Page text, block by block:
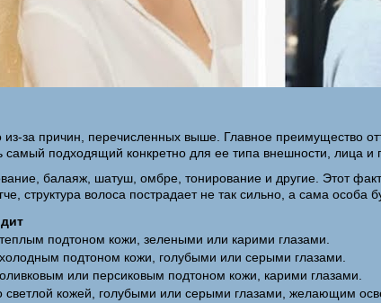
за причин, перечисленных выше. Главное преимущество
подходящий конкретно для ее типа внешности, лица и
балаяж, шатуш, омбре, тонирование и другие. Этот
структура волоса пострадает не так сильно, а сама особа
подтоном кожи, зелеными или карими глазами.
подтоном кожи, голубыми или серыми глазами.
или персиковым подтоном кожи, карими глазами.
светлой кожей, голубыми или серыми глазами, желающим